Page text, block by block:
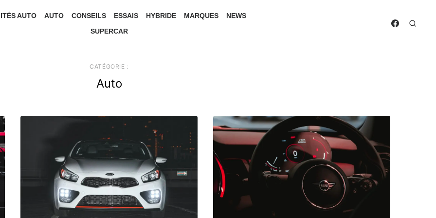
AUTO AUTO CONSEILS ESSAIS HYBRIDE MARQUES
NEWS
SUPERCAR
CATÉGORIE :
Auto